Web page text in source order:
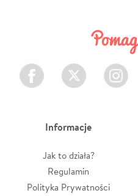
Facebook Twitter Instagram
Informacje
Jak to działa?
Regulamin
Polityka Prywatności